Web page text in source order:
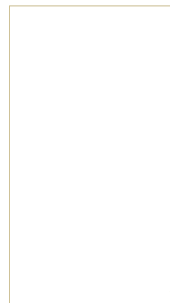
quantità